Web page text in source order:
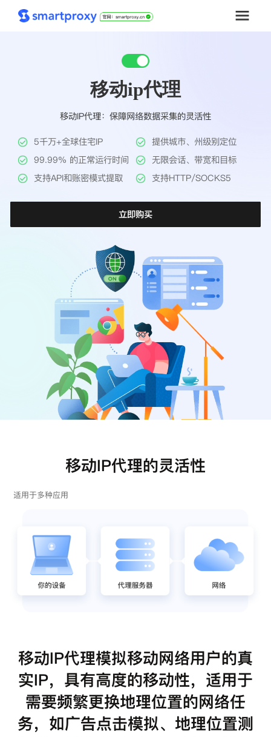
工具
帮助中心
移动ip代理
移动IP代理：保障网络数据采集的灵活性
5千万+全球住宅IP
提供城市、州级别定位
99.99% 的正常运行时间
无限会话、带宽和目标
支持API和账密模式提取
支持HTTP/SOCKS5
立即购买
移动IP代理的灵活性
适用于多种应用
移动IP代理模拟移动网络用户的真
实IP，具有高度的移动性，适用于
需要频繁更换地理位置的网络任
务，如广告点击模拟、地理位置测